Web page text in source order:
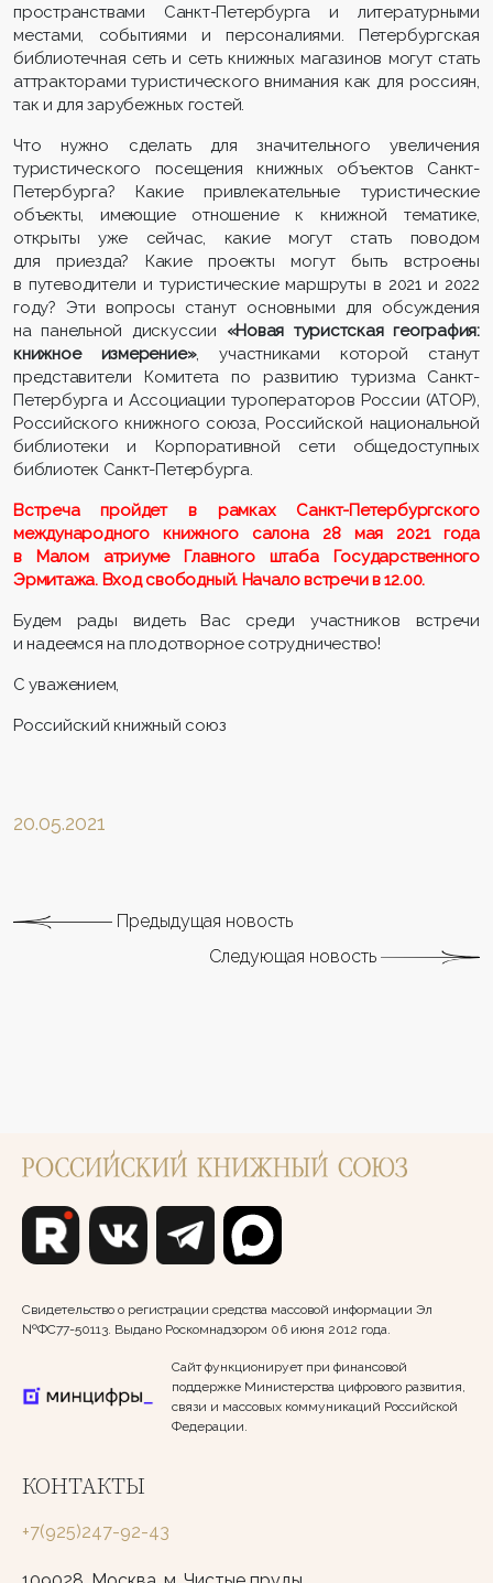
пространствами Санкт-Петербурга и литературными
местами, событиями и персоналиями. Петербургская
библиотечная сеть и сеть книжных магазинов могут стать
аттракторами туристического внимания как для россиян,
так и для зарубежных гостей.
Что нужно сделать для значительного увеличения
туристического посещения книжных объектов Санкт-
Петербурга? Какие привлекательные туристические
объекты, имеющие отношение к книжной тематике,
открыты уже сейчас, какие могут стать поводом
для приезда? Какие проекты могут быть встроены
в путеводители и туристические маршруты в 2021 и 2022
году? Эти вопросы станут основными для обсуждения
на панельной дискуссии «Новая туристская география:
книжное измерение», участниками которой станут
представители Комитета по развитию туризма Санкт-
Петербурга и Ассоциации туроператоров России (АТОР),
Российского книжного союза, Российской национальной
библиотеки и Корпоративной сети общедоступных
библиотек Санкт-Петербурга.
Встреча пройдет в рамках Санкт-Петербургского
международного книжного салона 28 мая 2021 года
в Малом атриуме Главного штаба Государственного
Эрмитажа. Вход свободный. Начало встречи в 12.00.
Будем рады видеть Вас среди участников встречи
и надеемся на плодотворное сотрудничество!
С уважением,
Российский книжный союз
20.05.2021
Предыдущая новость
Следующая новость
Свидетельство о регистрации средства массовой информации Эл
№ФС77-50113. Выдано Роскомнадзором 06 июня 2012 года.
Сайт функционирует при финансовой
поддержке Министерства цифрового развития,
связи и массовых коммуникаций Российской
Федерации.
КОНТАКТЫ
+7(925)247-92-43